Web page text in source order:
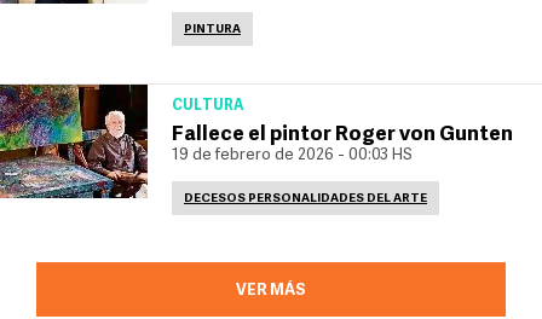
PINTURA
CULTURA
Fallece el pintor Roger von Gunten
19 de febrero de 2026 - 00:03 HS
DECESOS PERSONALIDADES DEL ARTE
VER MÁS